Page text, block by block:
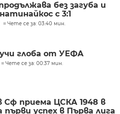
без загуба и
с 3:1
Чете се за: 03:40 мин.
глоба от УЕФА
Чете се за: 00:37 мин.
Сф приема ЦСКА 1948 в
първи успех в Първа лига